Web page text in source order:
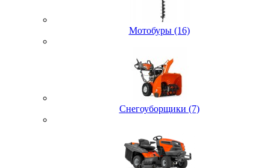
Мотобуры (16)
Снегоуборщики (7)